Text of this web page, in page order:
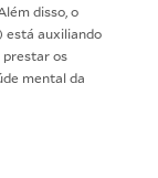
disso, o
está auxiliando
prestar os
mental da